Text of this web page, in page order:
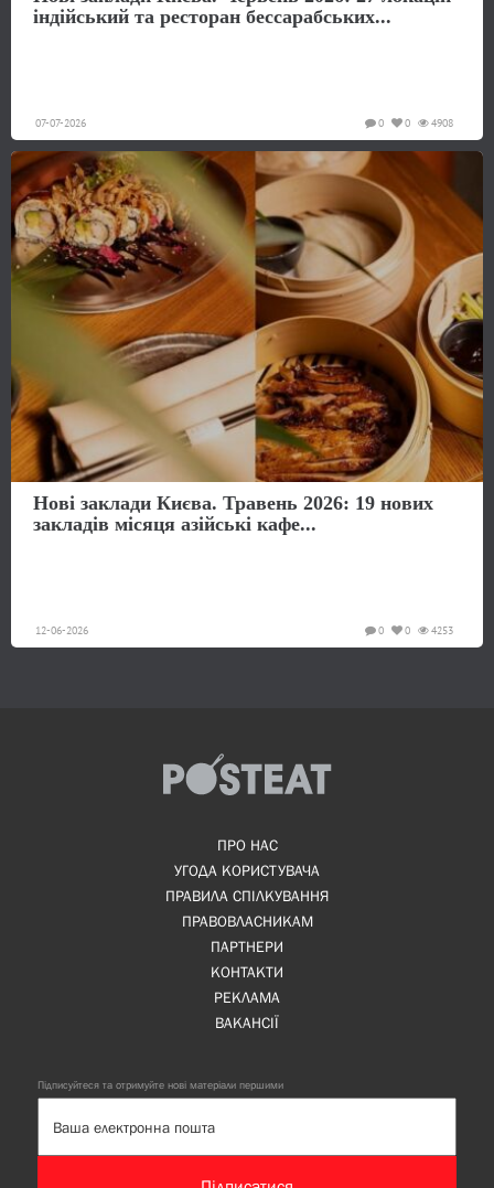
індійський та ресторан бессарабських...
07-07-2026 4908
0
0
Нові заклади Києва. Травень 2026: 19 нових
закладів місяця азійські кафе...
12-06-2026 4253
0
0
ПРО НАС
УГОДА КОРИСТУВАЧА
ПРАВИЛА СПІЛКУВАННЯ
ПРАВОВЛАСНИКАМ
ПАРТНЕРИ
КОНТАКТИ
РЕКЛАМА
ВАКАНСІЇ
Підписуйтеся та отримуйте нові матеріали першими